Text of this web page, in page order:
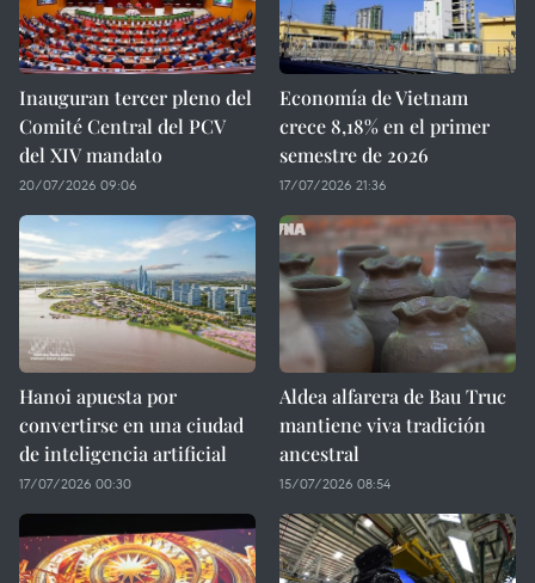
Inauguran tercer pleno del
Comité Central del PCV
del XIV mandato
20/07/2026 09:06
Economía de Vietnam
crece 8,18% en el primer
semestre de 2026
17/07/2026 21:36
Hanoi apuesta por
convertirse en una ciudad
de inteligencia artificial
17/07/2026 00:30
Aldea alfarera de Bau Truc
mantiene viva tradición
ancestral
15/07/2026 08:54